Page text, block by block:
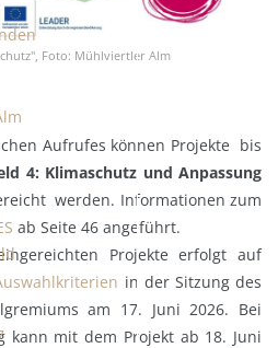
Foto: Mühlviertler Alm
Aufrufes können Projekte bis
4: Klimaschutz und Anpassung
werden. Informationen zum
ab Seite 46 angeführt.
Projekte erfolgt auf
in der Sitzung des
am 17. Juni 2026. Bei
kann mit dem Projekt ab 18. Juni